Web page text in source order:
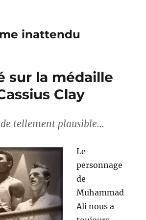
inattendu
sur la médaille
Clay
tellement plausible…
Le
personnage
de
Muhammad
Ali nous a